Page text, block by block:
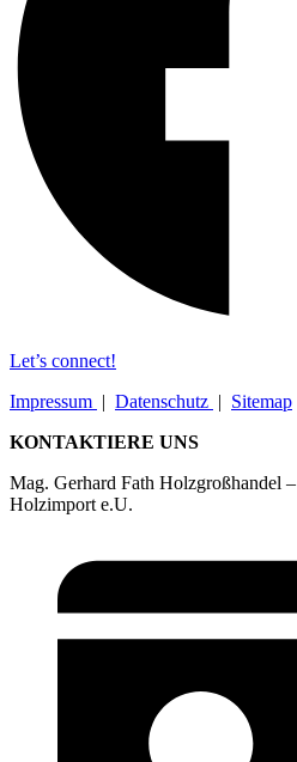
Let’s connect!
Impressum | Datenschutz | Sitemap
KONTAKTIERE UNS
Mag. Gerhard Fath Holzgroßhandel –
Holzimport e.U.